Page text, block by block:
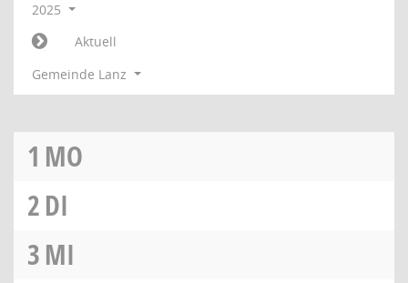
2025
Aktuell
Gemeinde Lanz
1 MO
2DI
3MI